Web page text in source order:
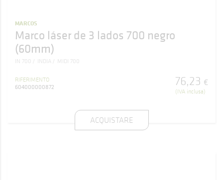
MARCOS
Marco láser de 3 lados 700 negro
(60mm)
IN 700 INDIA MIDI 700
RIFERIMENTO
604000000872
76,23 €
(IVA inclusa)
ACQUISTARE